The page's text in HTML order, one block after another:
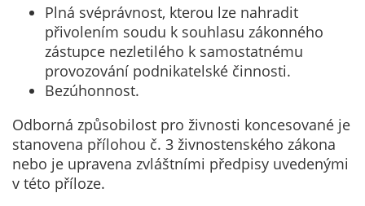
Plná svéprávnost, kterou lze nahradit
přivolením soudu k souhlasu zákonného
zástupce nezletilého k samostatnému
provozování podnikatelské činnosti.
Bezúhonnost.
Odborná způsobilost pro živnosti koncesované je
stanovena přílohou č. 3 živnostenského zákona
nebo je upravena zvláštními předpisy uvedenými
v této příloze.
vztahu k Vaší
návštěvě,
ztrácíme
možnost
optimalizace
našich
opatření.